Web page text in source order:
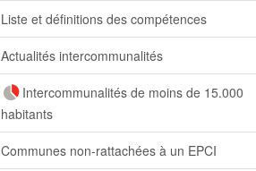
Liste et définitions des compétences
Actualités intercommunalités
Intercommunalités de moins de 15.000
habitants
Communes non-rattachées à un EPCI